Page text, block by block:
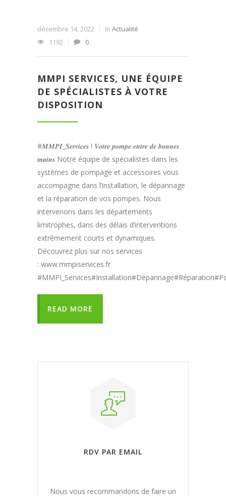
décembre 14, 2022 In Actualité
1192
0
MMPI SERVICES, UNE ÉQUIPE
DE SPÉCIALISTES À VOTRE
DISPOSITION
#𝑴𝑴𝑷𝑰_𝑺𝒆𝒓𝒗𝒊𝒄𝒆𝒔 ! 𝑽𝒐𝒕𝒓𝒆 𝒑𝒐𝒎𝒑𝒆 𝒆𝒏𝒕𝒓𝒆 𝒅𝒆 𝒃𝒐𝒏𝒏𝒆𝒔
𝒎𝒂𝒊𝒏𝒔 Notre équipe de spécialistes dans les
systèmes de pompage et accessoires vous
accompagne dans l’installation, le dépannage
et la réparation de vos pompes. Nous
intervenons dans les départements
limitrophes, dans des délais d’interventions
extrêmement courts et dynamiques.
Découvrez plus sur nos services
: www.mmpiservices.fr
READ MORE
RDV PAR EMAIL
Nous vous recommandons de faire un